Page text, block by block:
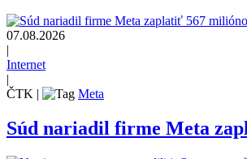
07.08.2026
|
Internet
|
ČTK | Meta
Súd nariadil firme Meta